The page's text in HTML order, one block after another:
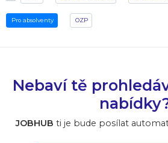
Pro absolventy OZP
Nebaví tě
JOBHUB ti je bude posílat